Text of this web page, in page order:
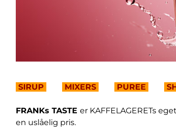
SIRUP MIXERS PUREE
FRANKs TASTE er KAFFELAGERETs
en uslåelig pris.